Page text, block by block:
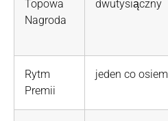
Topowa
Nagroda
dwutysiączny
Rytm
Premii
jeden co osiem